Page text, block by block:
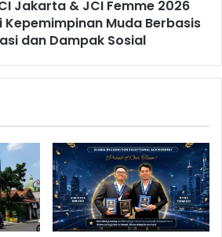
Jakarta & JCI Femme 2026
Kepemimpinan Muda Berbasis
dan Dampak Sosial